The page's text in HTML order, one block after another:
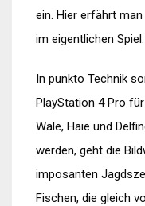
ein. Hier erfährt
im eigentlichen Spiel.
In punkto Technik
PlayStation 4 Pro
Wale, Haie und
werden, geht die
imposanten
Fischen, die gleich